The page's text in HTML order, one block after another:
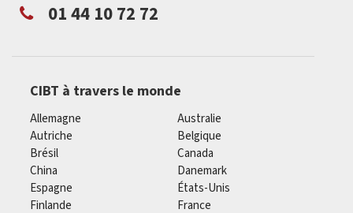
01 44 10 72 72
CIBT à travers le monde
Allemagne
Australie
Autriche
Belgique
Brésil
Canada
China
Danemark
Espagne
États-Unis
Finlande
France